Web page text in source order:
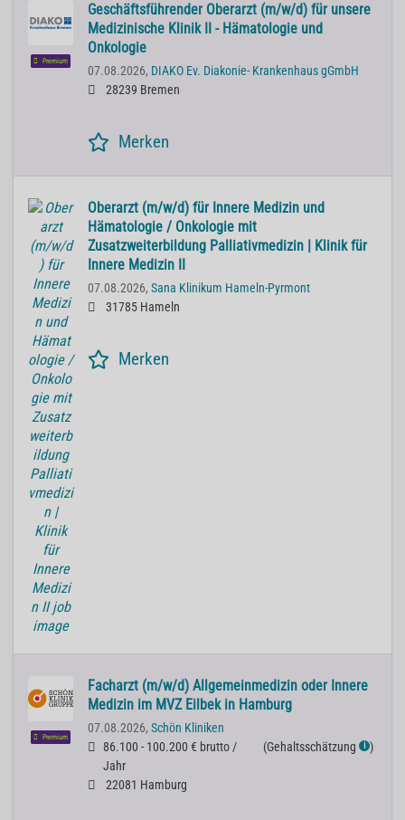
Premium
Geschäftsführender Oberarzt (m/w/d) für unsere
Medizinische Klinik II - Hämatologie und
Onkologie
07.08.2026, DIAKO Ev. Diakonie- Krankenhaus gGmbH
28239 Bremen
Merken
Oberarzt (m/w/d) für Innere Medizin und
Hämatologie / Onkologie mit
Zusatzweiterbildung Palliativmedizin | Klinik für
Innere Medizin II
07.08.2026, Sana Klinikum Hameln-Pyrmont
31785 Hameln
Merken
Premium
Facharzt (m/w/d) Allgemeinmedizin oder Innere
Medizin im MVZ Eilbek in Hamburg
07.08.2026, Schön Kliniken
86.100 - 100.200 € brutto /
Jahr
(Gehaltsschätzung ℹ )
22081 Hamburg